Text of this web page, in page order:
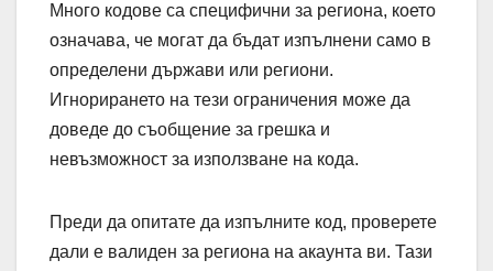
Много кодове са специфични за региона, което
означава, че могат да бъдат изпълнени само в
определени държави или региони.
Игнорирането на тези ограничения може да
доведе до съобщение за грешка и
невъзможност за използване на кода.
Преди да опитате да изпълните код, проверете
дали е валиден за региона на акаунта ви. Тази